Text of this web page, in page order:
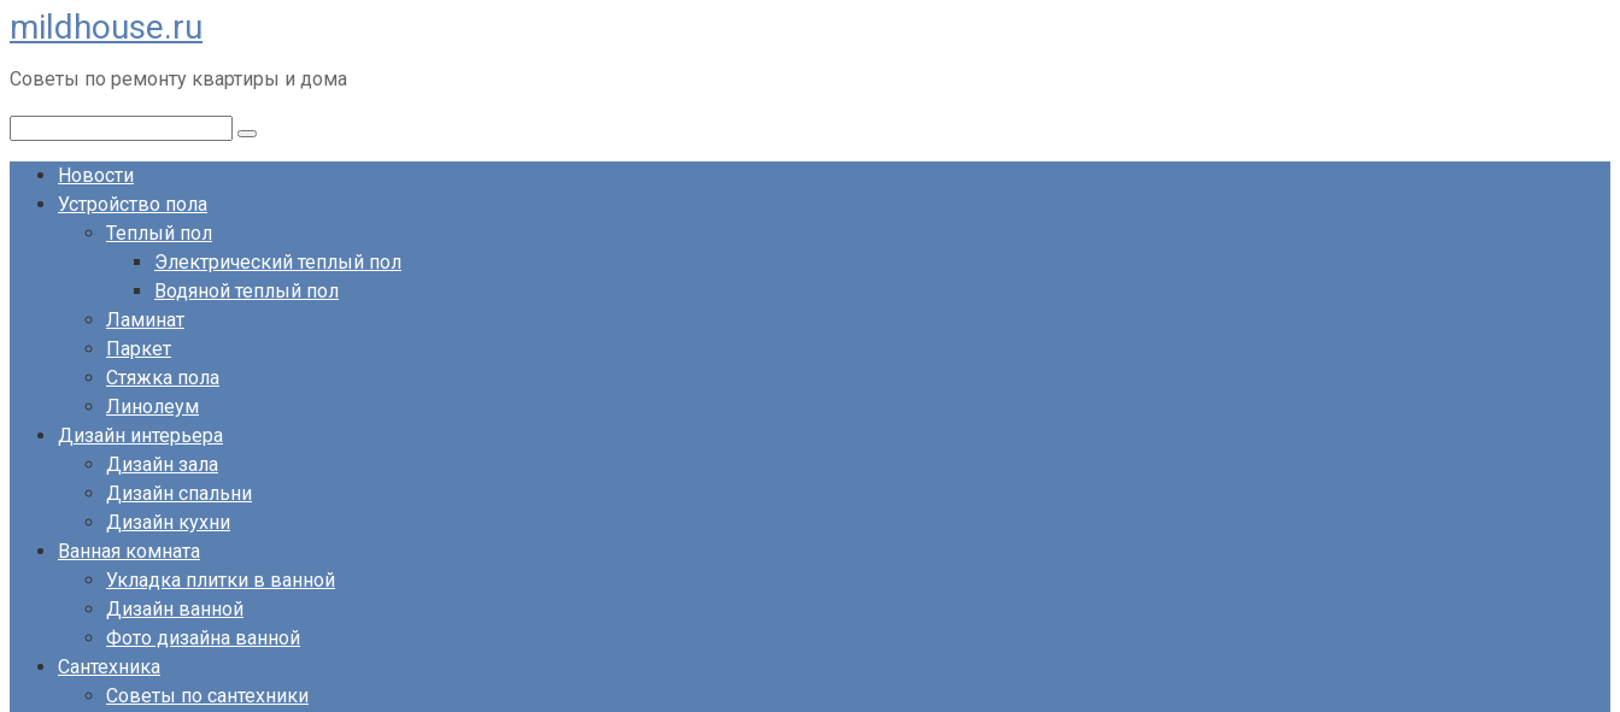
Перейти
к
контенту
mildhouse.ru
Советы по ремонту квартиры и дома
Новости
Устройство пола
Теплый пол
Электрический теплый пол
Водяной теплый пол
Ламинат
Паркет
Стяжка пола
Линолеум
Дизайн интерьера
Дизайн зала
Дизайн спальни
Дизайн кухни
Ванная комната
Укладка плитки в ванной
Дизайн ванной
Фото дизайна ванной
Сантехника
Советы по сантехники